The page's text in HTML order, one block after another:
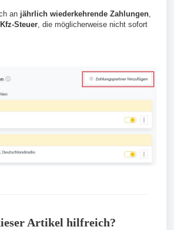
an jährlich wiederkehrende Zahlungen,
Kfz-Steuer, die möglicherweise nicht sofort
Artikel hilfreich?